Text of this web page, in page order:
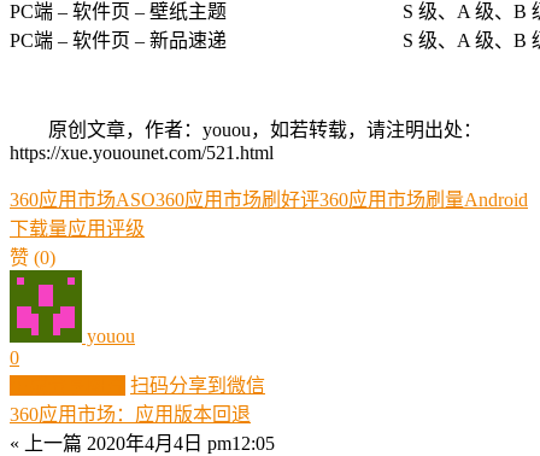
PC端 – 软件页 – 壁纸主题
S 级、A 级、B
PC端 – 软件页 – 新品速递
S 级、A 级、B
原创文章，作者：youou，如若转载，请注明出处：
https://xue.youounet.com/521.html
360应用市场ASO360应用市场刷好评360应用市场刷量Android
下载量应用评级
赞 (0)
youou
0
扫码分享到微信
360应用市场：应用版本回退
« 上一篇 2020年4月4日 pm12:05